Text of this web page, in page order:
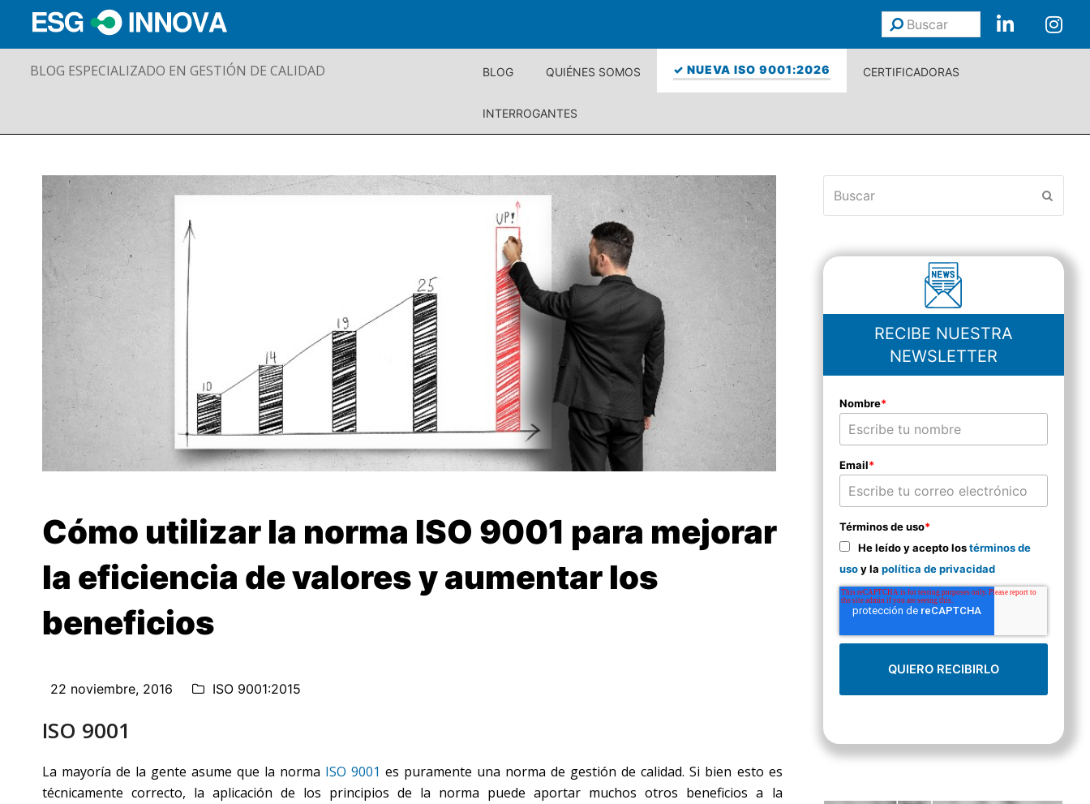
Buscar
BLOG ESPECIALIZADO EN GESTIÓN DE CALIDAD BLOG QUIÉNES SOMOS ✓ NUEVA ISO 9001:2026 CERTIFICADORAS
INTERROGANTES
Cómo utilizar la norma ISO 9001 para mejorar
la eficiencia de valores y aumentar los
beneficios
22 noviembre, 2016 ISO 9001:2015
ISO 9001
La mayoría de la gente asume que la norma ISO 9001 es puramente una norma de gestión de calidad. Si bien esto es
técnicamente correcto, la aplicación de los principios de la norma puede aportar muchos otros beneficios a la
RECIBE NUESTRA
NEWSLETTER
Nombre*
Email*
Términos de uso*
He leído y acepto lostérminos de
usoy la política de privacidad